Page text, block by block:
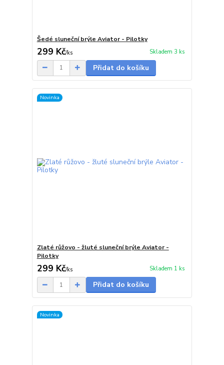
Šedé sluneční brýle Aviator - Pilotky
299 Kč/ks Skladem 3 ks
Přidat do košíku
Novinka
Zlaté růžovo - žluté sluneční brýle Aviator -
Pilotky
299 Kč/ks Skladem 1 ks
Přidat do košíku
Novinka